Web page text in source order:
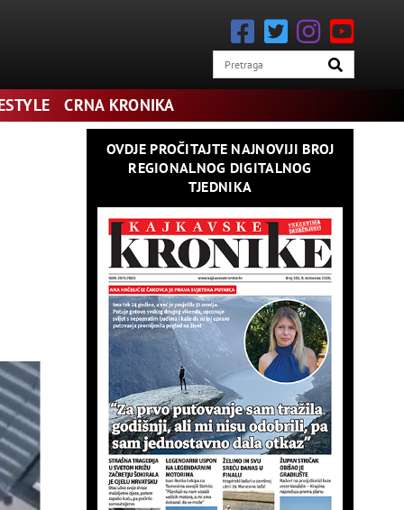
kemijske signale, a kockari obično imaju genetske ili
igara i kasino igara u stvarnom vremenu.
CRNA KRONIKA
OVDJE PROČITAJTE NAJNOVIJI BROJ
REGIONALNOG DIGITALNOG
TJEDNIKA